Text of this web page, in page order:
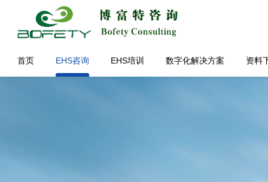
首页 EHS咨询 EHS培训 数字化解决方案 资料